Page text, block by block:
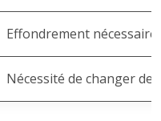
Effondrement
Nécessité de changer